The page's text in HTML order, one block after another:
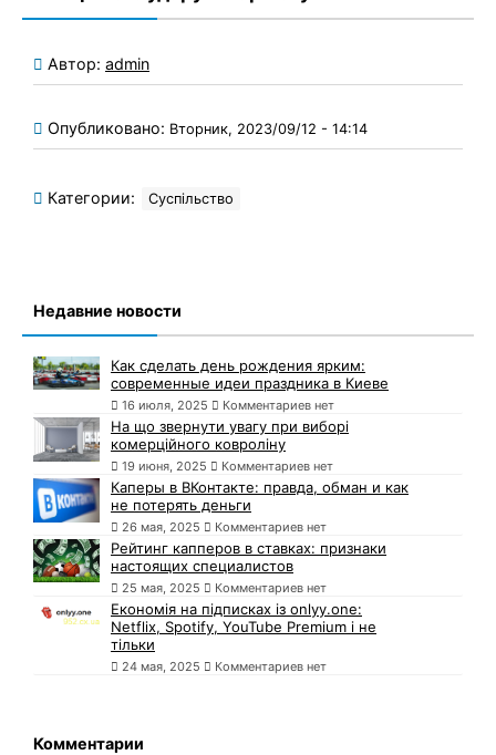
Автор: admin
Опубликовано: Вторник, 2023/09/12 - 14:14
Категории: Суспільство
Недавние новости
Как сделать день рождения ярким:
современные идеи праздника в Киеве
16 июля, 2025 Комментариев нет
На що звернути увагу при виборі
комерційного ковроліну
19 июня, 2025 Комментариев нет
Каперы в ВКонтакте: правда, обман и как
не потерять деньги
26 мая, 2025 Комментариев нет
Рейтинг капперов в ставках: признаки
настоящих специалистов
25 мая, 2025 Комментариев нет
Економія на підписках із onlyy.one:
Netflix, Spotify, YouTube Premium і не
тільки
24 мая, 2025 Комментариев нет
Комментарии